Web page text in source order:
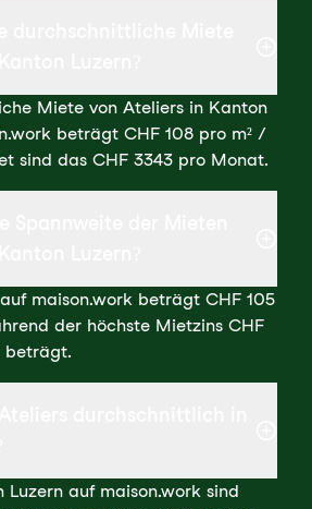
Miete von Ateliers in Kanton
beträgt CHF 108 pro m² /
sind das CHF 3343 pro Monat.
maison.work beträgt CHF 105
der höchste Mietzins CHF
beträgt.
Luzern auf maison.work sind